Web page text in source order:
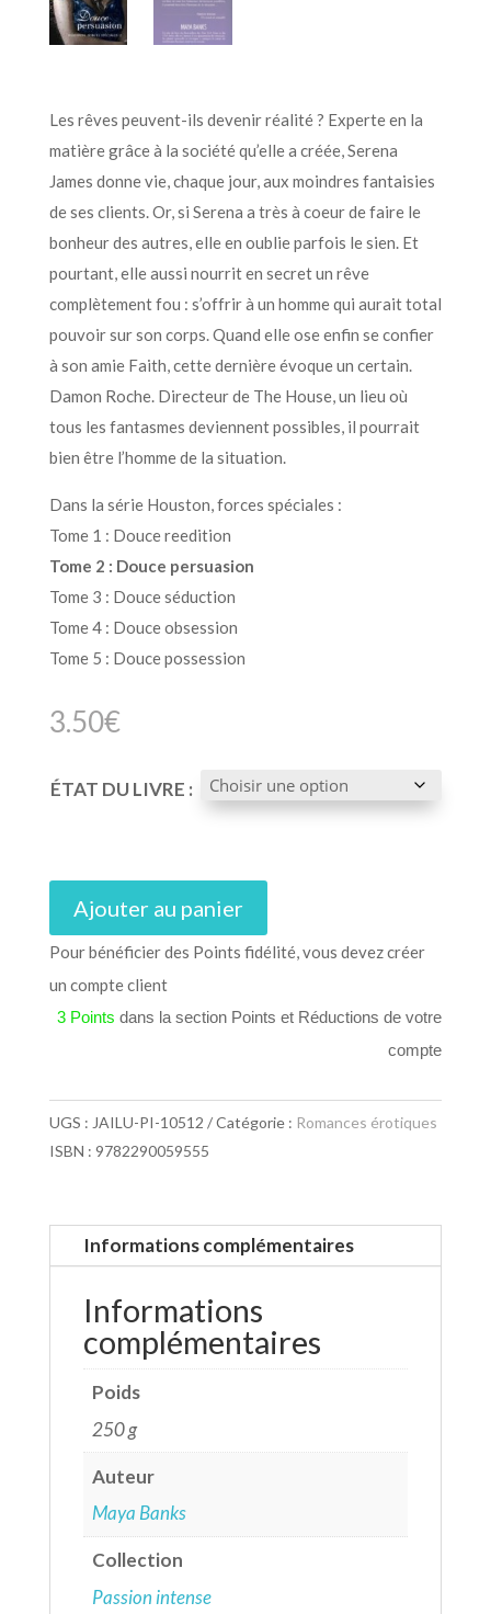
Les rêves peuvent-ils devenir réalité ? Experte en la
matière grâce à la société qu’elle a créée, Serena
James donne vie, chaque jour, aux moindres fantaisies
de ses clients. Or, si Serena a très à coeur de faire le
bonheur des autres, elle en oublie parfois le sien. Et
pourtant, elle aussi nourrit en secret un rêve
complètement fou : s’offrir à un homme qui aurait total
pouvoir sur son corps. Quand elle ose enfin se confier
à son amie Faith, cette dernière évoque un certain.
Damon Roche. Directeur de The House, un lieu où
tous les fantasmes deviennent possibles, il pourrait
bien être l’homme de la situation.
Dans la série Houston, forces spéciales :
Tome 1 : Douce reedition
Tome 2 : Douce persuasion
Tome 3 : Douce séduction
Tome 4 : Douce obsession
Tome 5 : Douce possession
3.50€
ÉTAT DU LIVRE :
Ajouter au panier
Pour bénéficier des Points fidélité, vous devez créer
un compte client
3 Points dans la section Points et Réductions de votre
compte
UGS : JAILU-PI-10512 Catégorie : Romances érotiques
ISBN : 9782290059555
Informations complémentaires
Informations
complémentaires
Poids
250 g
Auteur
Maya Banks
Collection
Passion intense